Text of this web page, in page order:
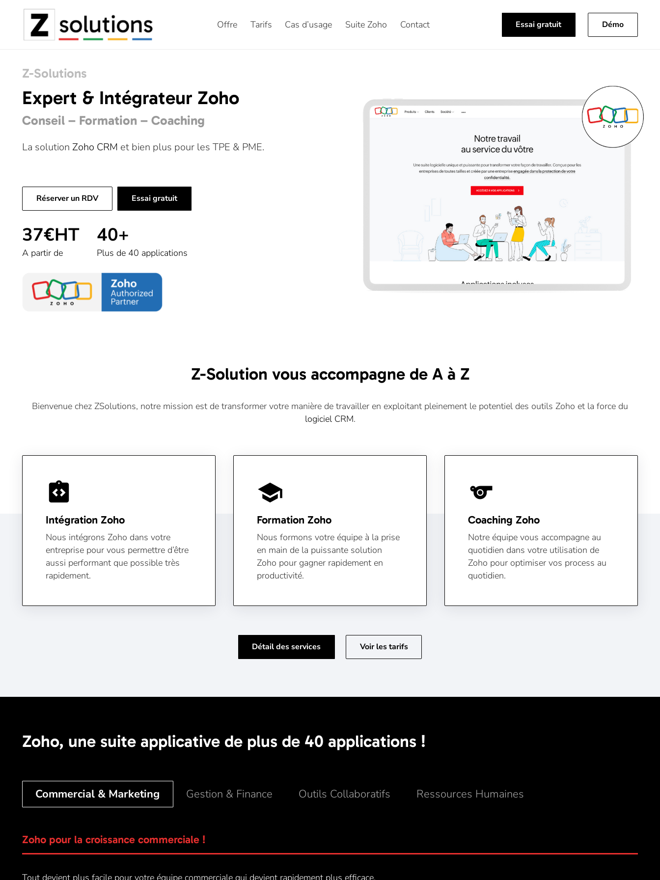
Offre Tarifs Cas d’usage Suite Zoho Contact Essai gratuit Démo
Z-Solutions
Expert & Intégrateur Zoho
Conseil – Formation – Coaching
La solution Zoho CRM et bien plus pour les TPE & PME.
Réserver un RDV Essai gratuit
37€HT
A partir de
40+
Plus de 40 applications
Z-Solution vous accompagne de A à Z
Bienvenue chez ZSolutions, notre mission est de transformer votre manière de travailler en exploitant pleinement le potentiel des outils Zoho et la force du
logiciel CRM.
integration_instructions
Intégration Zoho
Nous intégrons Zoho dans votre
entreprise pour vous permettre d’être
aussi performant que possible très
rapidement.
school
Formation Zoho
Nous formons votre équipe à la prise
en main de la puissante solution
Zoho pour gagner rapidement en
productivité.
sports
Coaching Zoho
Notre équipe vous accompagne au
quotidien dans votre utilisation de
Zoho pour optimiser vos process au
quotidien.
Détail des services Voir les tarifs
Zoho, une suite applicative de plus de 40 applications !
Commercial & Marketing Gestion & Finance Outils Collaboratifs Ressources Humaines
Zoho pour la croissance commerciale !